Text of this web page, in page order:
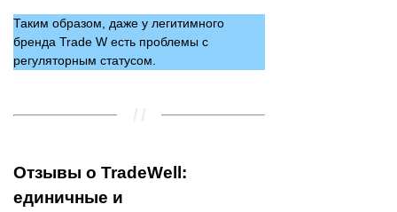
Таким образом, даже у легитимного
бренда Trade W есть проблемы с
регуляторным статусом.
Отзывы о TradeWell:
единичные и